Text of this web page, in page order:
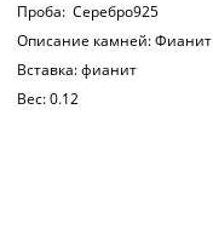
Проба: Серебро925
Описание камней:Фианит
Вставка:фианит
Вес:0.12